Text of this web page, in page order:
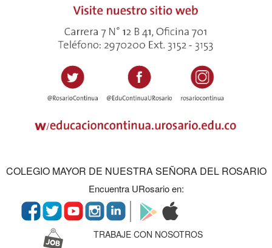
COLEGIO MAYOR DE NUESTRA SEÑORA DEL ROSARIO
Encuentra URosario en:
TRABAJE CON NOSOTROS